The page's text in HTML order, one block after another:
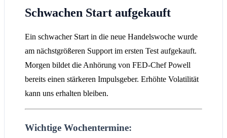
Schwachen Start aufgekauft
Ein schwacher Start in die neue Handelswoche wurde
am nächstgrößeren Support im ersten Test aufgekauft.
Morgen bildet die Anhörung von FED-Chef Powell
bereits einen stärkeren Impulsgeber. Erhöhte Volatilität
kann uns erhalten bleiben.
Wichtige Wochentermine: